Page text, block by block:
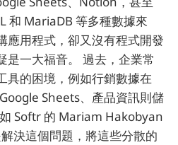
和 MariaDB 等多種數據來
應用程式，卻又沒有程式開發
是一大福音。 過去，企業常
具的困境，例如行銷數據在
Sheets、產品資訊則儲
Softr 的 Mariam Hakobyan
決這個問題，將這些分散的